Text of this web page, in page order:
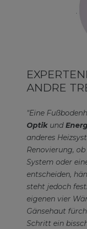
ANDRE
"Eine
Optikund
anderes
Renovierung,
System oder
entscheiden,
steht jedoch
eigenen vier
Gänsehaut
Schritt ein